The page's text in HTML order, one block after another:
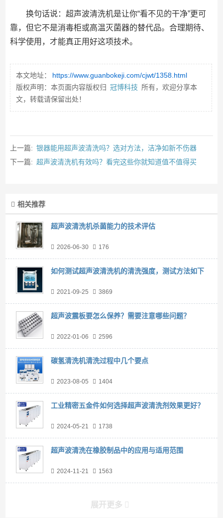
换句话说：超声波清洗机是让你“看不见的干净”更可
靠，但它不是消毒柜或高温灭菌器的替代品。合理期待、
科学使用，才能真正用好这项技术。
本文地址：
https://www.guanbokeji.com/cjwt/1358.html
版权声明：本页面内容版权归 冠博科技 所有，欢迎分享本
文，转载请保留出处！
上一篇: 银器能用超声波清洗吗？选对方法，洁净如新不伤器
下一篇: 超声波清洗机有效吗？看完这些你就知道值不值得买
相关推荐
超声波清洗机杀菌能力的技术评估
2026-06-30 176
如何测试超声波清洗机的清洗强度，测试方法如下
2021-09-25 3869
超声波震板要怎么保养？需要注意哪些问题？
2022-01-06 2596
碳氢清洗机清洗过程中几个要点
2023-08-05 1404
工业精密五金件如何选择超声波清洗剂效果更好？
2024-05-21 1738
超声波清洗在橡胶制品中的应用与适用范围
2024-11-21 1563
展开更多